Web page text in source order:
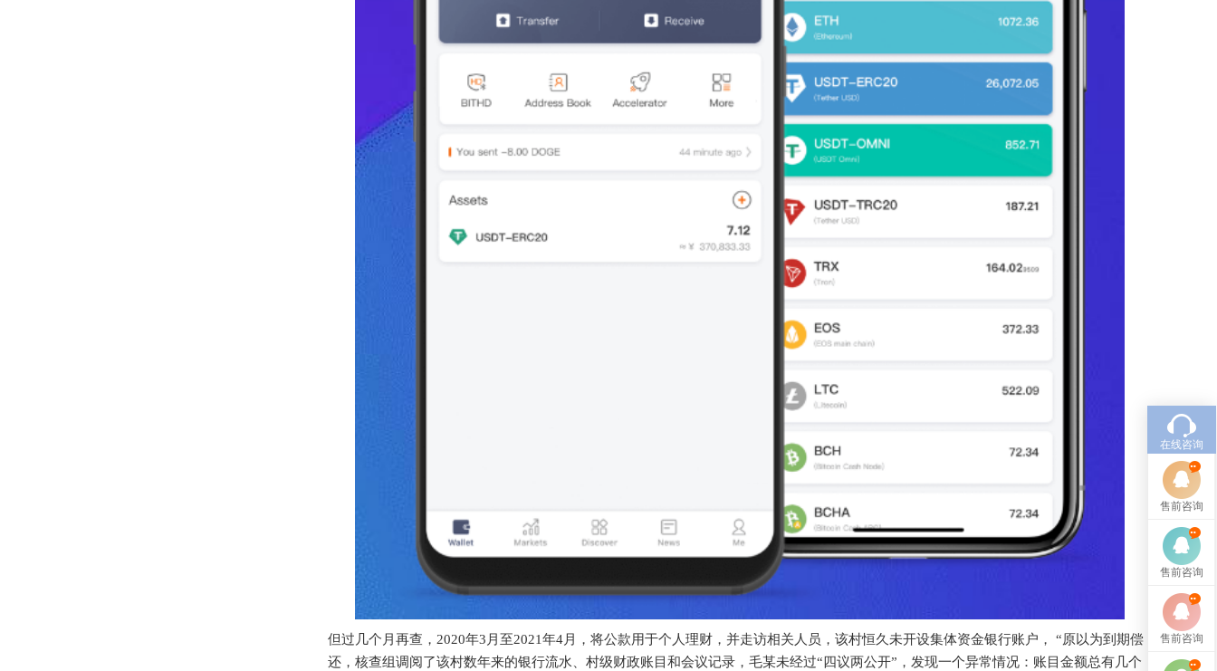
但过几个月再查，2020年3月至2021年4月，将公款用于个人理财，并走访相关人员，该村恒久未开设集体资金银行账户， “原以为到期偿
还，核查组调阅了该村数年来的银行流水、村级财政账目和会议记录，毛某未经过“四议两公开”，发现一个异常情况：账目金额总有几个
在线咨询
售前咨询
售前咨询
售前咨询